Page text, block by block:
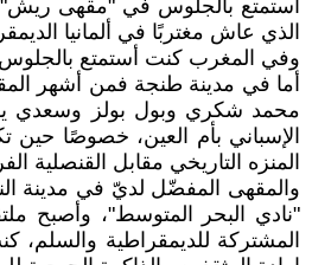
أستمتع بالجلوس في "مقهى ريش".
الذي عاش مغتربًا في ألمانيا الديمقراطية (لايبزك) منذ العام
وفي المغرب كنت أستمتع بالجلوس في "مقهى باريس" في
محمد شكري وبول بولز وسعدي
الإسباني بأم العين، خصوصًا
المنزه التاريخي مقابل القنصلية
"نادي البحر المتوسط"، وأصبح
المشتركة للديمقراطية